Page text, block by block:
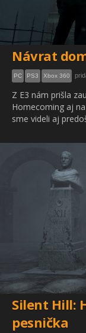
Návrat
PC PS3 Xbox 360
Z E3 nám prišla
Homecoming aj
sme videli aj
Silent Hill:
pesnička